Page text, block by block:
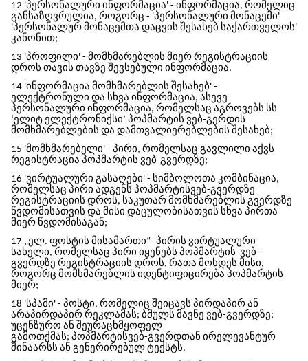
12 'პერსონალური ინფორმაცია' - ინფორმაცია, რომელიც
განსაზღვრულია, როგორც - 'პერსონალური მონაცემი'
'პერსონალურ მონაცემთა დაცვის შესახებ საქართველოს'
კანონით;
13 'პროფილი' - მომხმარებლის მიერ რეგისტრაციის
დროს თავის თავზე შევსებული ინფორმაცია.
14 'ინფორმაცია მომხმარებლის შესახებ' -
ელექტრონული და სხვა ინფორმაცია, ასევე
პერსონალური ინფორმაცია, რომელსაც აგროვებს სს
‘ელიტ ელექტრონიქსი’ პოპმარტის ვებ-გერდის
მომხმარებლების და დამთვალიერებლების შესახებ;
15 'მომხმარებელი' - პირი, რომელსაც გავლილი აქვს
რეგისტრაცია პოპმარტის ვებ-გვერდზე;
16 'ვირტუალური გასაღები' - სიმბოლოთა კომბინაცია,
რომელსაც პირი ადგენს პოპმარტისვებ-გვერდზე
რეგისტრაციის დროს, საკუთარ მომხმარებლის გვერდზე
წვდომისათვის და მისი დაცულობისათვის სხვა პირთა
მიერ წვდომისაგან;
17 „ელ. ფოსტის მისამართი“- პირის ვირტუალური
სახელი, რომელსაც პირი იყენებს პოპმარტის ვებ-
გვერდზე რეგისტრაციის დროს, რათა მოხდეს მისი,
როგორც მომხმარებლის იდენტიფიცირება პოპმარტის
მიერ;
18 'სპამი' - პოსტი, რომელიც შეიცავს პირდაპირ ან
არაპირდაპირ რეკლამას; ბმულს მავნე ვებ-გვერდზე;
უცენზურო ან შეურაცხმყოფელ
გამოთქმას; პოპმარტისვებ-გვერდთან ირელევანტურ
შინაარსს ან გენერირებულ ტექსტს.